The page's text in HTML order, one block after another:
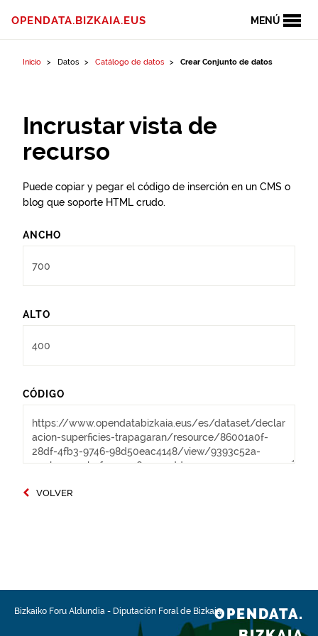
MENÚ
OPENDATA.BIZKAIA.EUS
Inicio Datos Catálogo de datos Crear Conjunto de datos
Incrustar vista de
recurso
Puede copiar y pegar el código de inserción en un CMS o
blog que soporte HTML crudo.
ANCHO
ALTO
CÓDIGO
VOLVER
Bizkaiko Foru Aldundia - Diputación Foral de BizkaiaOPENDATA.